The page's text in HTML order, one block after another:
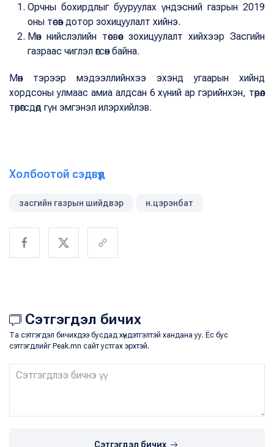
Орчны бохирдлыг бууруулах үндэсний газрын 2019
оны төсөв дотор зохицуулалт хийнэ.
Мөн нийслэлийн төсвөөс зохицуулалт хийхээр Засгийн
газраас чиглэл өгсөн байна.
Мөн тэрээр мэдээллийнхээ эхэнд угаарын хийнд
хордсоны улмаас амиа алдсан 6 хүний ар гэрийнхэн, төрөл
төрөгсдөд гүн эмгэнэл илэрхийлэв.
Холбоотой сэдвүүд
засгийн газрын шийдвэр н.цэрэнбат
Сэтгэгдэл бичих
Та сэтгэгдэл бичихдээ бусдад хүндэтгэлтэй хандана уу. Ёс бус
сэтгэгдлийг Peak.mn сайт устгах эрхтэй.
Сэтгэгдэл бичих